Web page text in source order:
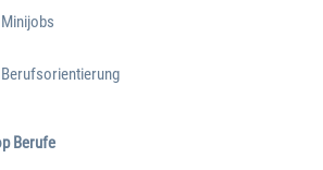
Minijobs
Berufsorientierung
Berufe